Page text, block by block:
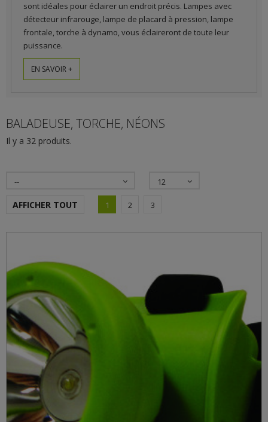
sont idéales pour éclairer un endroit précis. Lampes avec
détecteur infrarouge, lampe de placard à pression, lampe
frontale, torche à dynamo, vous éclaireront de toute leur
puissance.
EN SAVOIR +
BALADEUSE, TORCHE, NÉONS
Il y a 32 produits.
-- 12
AFFICHER TOUT 1 2 3